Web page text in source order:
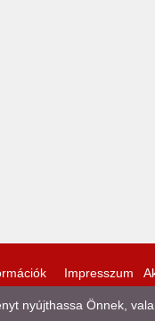
Impresszum
nyújthassa Önnek,